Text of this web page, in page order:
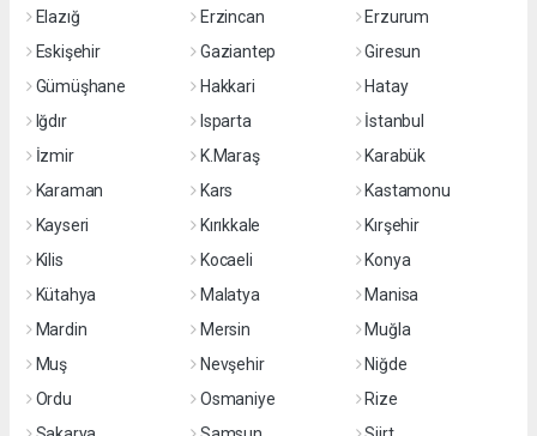
Elazığ
Erzincan
Erzurum
Eskişehir
Gaziantep
Giresun
Gümüşhane
Hakkari
Hatay
Iğdır
Isparta
İstanbul
İzmir
K.Maraş
Karabük
Karaman
Kars
Kastamonu
Kayseri
Kırıkkale
Kırşehir
Kilis
Kocaeli
Konya
Kütahya
Malatya
Manisa
Mardin
Mersin
Muğla
Muş
Nevşehir
Niğde
Ordu
Osmaniye
Rize